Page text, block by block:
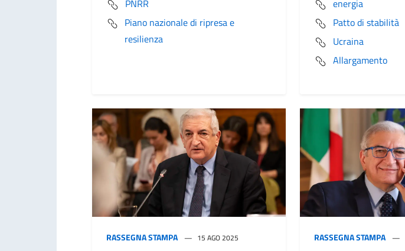
PNRR
Piano nazionale di ripresa e
resilienza
energia
Patto di stabilità
Ucraina
Allargamento
RASSEGNA STAMPA 15 AGO 2025 RASSEGNA STAMPA